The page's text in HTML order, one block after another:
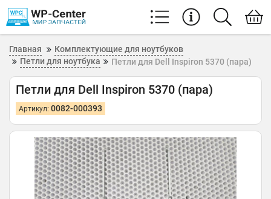
Главная
Комплектующие для ноутбуков
Петли для ноутбука
Петли для Dell Inspiron 5370 (пара)
Петли для Dell Inspiron 5370 (пара)
Артикул: 0082-000393